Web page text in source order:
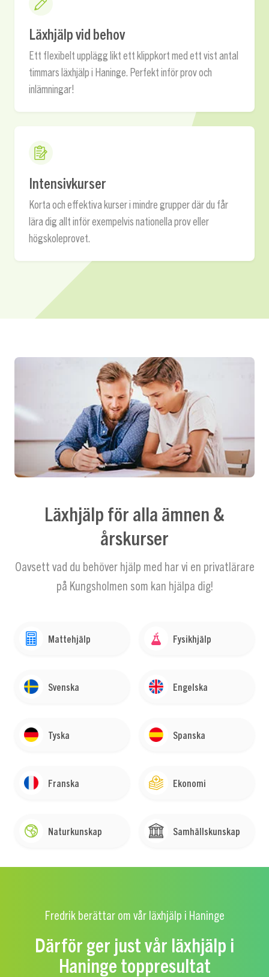
Läxhjälp vid behov
Ett flexibelt upplägg likt ett klippkort med ett vist antal
timmars läxhjälp i Haninge. Perfekt inför prov och
inlämningar!
Intensivkurser
Korta och effektiva kurser i mindre grupper där du får
lära dig allt inför exempelvis nationella prov eller
högskoleprovet.
Läxhjälp för alla ämnen &
årskurser
Oavsett vad du behöver hjälp med har vi en privatlärare
på Kungsholmen som kan hjälpa dig!
Mattehjälp Fysikhjälp
Svenska Engelska
Tyska Spanska
Franska Ekonomi
Naturkunskap Samhällskunskap
Fredrik berättar om vår läxhjälp i Haninge
Därför ger just vår läxhjälp i
Haninge toppresultat